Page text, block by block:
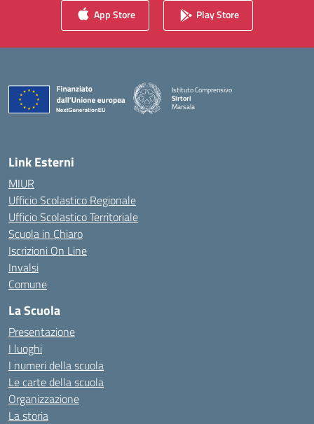
App Store Play Store
Istituto Comprensivo
Sirtori
Marsala
Link Esterni
MIUR
Ufficio Scolastico Regionale
Ufficio Scolastico Territoriale
Scuola in Chiaro
Iscrizioni On Line
Invalsi
Comune
La Scuola
Presentazione
I luoghi
I numeri della scuola
Le carte della scuola
Organizzazione
La storia